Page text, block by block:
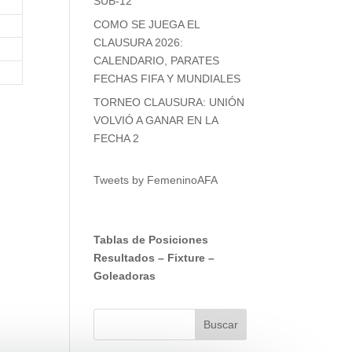
COMO SE JUEGA EL
CLAUSURA 2026:
CALENDARIO, PARATES
FECHAS FIFA Y MUNDIALES
TORNEO CLAUSURA: UNIÓN
VOLVIÓ A GANAR EN LA
FECHA 2
Tweets by FemeninoAFA
Tablas de Posiciones
Resultados – Fixture –
Goleadoras